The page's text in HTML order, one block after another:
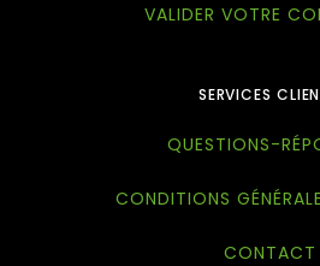
VALIDER VOTRE
SERVICES
QUESTIONS-
CONDITIONS
CONTACT